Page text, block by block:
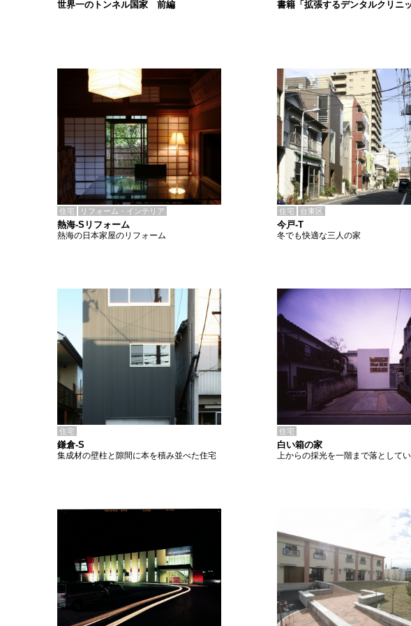
書籍「拡張するデンタルクリニ
世界一のトンネル国家 前編
住宅 リフォーム・インテリア
熱海-Sリフォーム
熱海の日本家屋のリフォーム
住宅 台東区
今戸-T
冬でも快適な三人の家
住宅
鎌倉-S
集成材の壁柱と隙間に本を積み並べた住宅
住宅
白い箱の家
上からの採光を一階まで落として